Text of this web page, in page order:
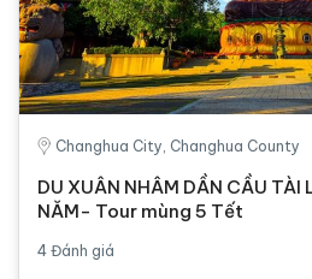
Changhua City, Changhua County
DU XUÂN NHÂM DẦN CẦU TÀI
NĂM- Tour mùng 5 Tết
4 Đánh giá